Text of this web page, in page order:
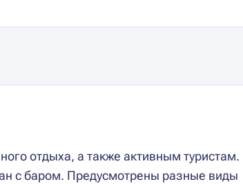
отдыха, а также активным
с баром. Предусмотрены разные виды